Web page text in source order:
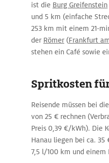
ist die Burg Greifenstein
und 5 km (einfache
253 km mit einem 21-
der Römer(Frankfurt
stehen ein Café sowie
Spritkosten
Reisende müssen bei
von 25 € rechnen
Preis 0,39 €/kWh). Die
Hanau liegen bei ca.
7,5 l/100 km und einem